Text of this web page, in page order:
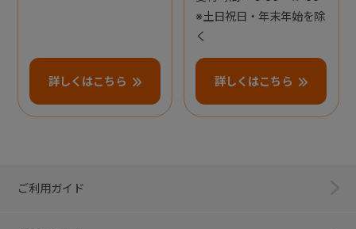
詳しくはこちら
※土日祝日・年末年始を除
く
詳しくはこちら
ご利用ガイド